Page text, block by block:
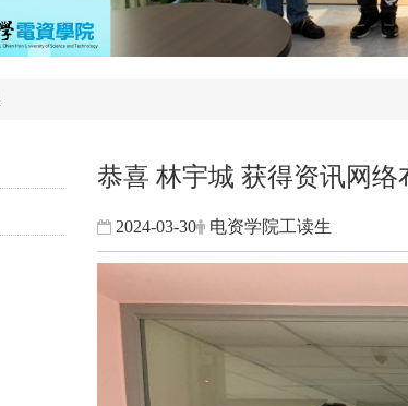
恭喜 林宇城 获得资讯网
2024-03-30 电资学院工读生